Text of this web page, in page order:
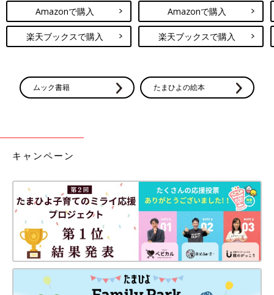
Amazonで購入
楽天ブックスで購入
Amazonで購入
楽天ブックスで購入
ムック書籍 たまひよの絵本
キャンペーン